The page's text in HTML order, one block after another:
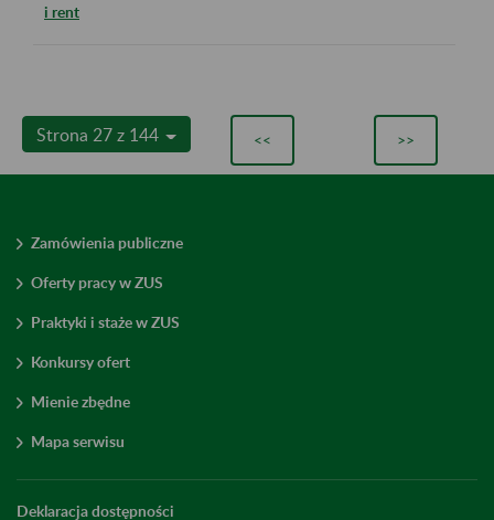
i rent
Strona 27 z 144 << >>
Zamówienia publiczne
Oferty pracy w ZUS
Praktyki i staże w ZUS
Konkursy ofert
Mienie zbędne
Mapa serwisu
Deklaracja dostępności